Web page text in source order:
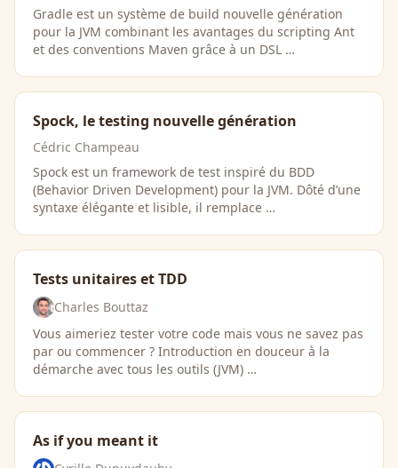
Gradle est un système de build nouvelle génération
pour la JVM combinant les avantages du scripting Ant
et des conventions Maven grâce à un DSL …
Spock, le testing nouvelle génération
Cédric Champeau
Spock est un framework de test inspiré du BDD
(Behavior Driven Development) pour la JVM. Dôté d’une
syntaxe élégante et lisible, il remplace …
Tests unitaires et TDD
Charles Bouttaz
Vous aimeriez tester votre code mais vous ne savez pas
par ou commencer ? Introduction en douceur à la
démarche avec tous les outils (JVM) …
As if you meant it